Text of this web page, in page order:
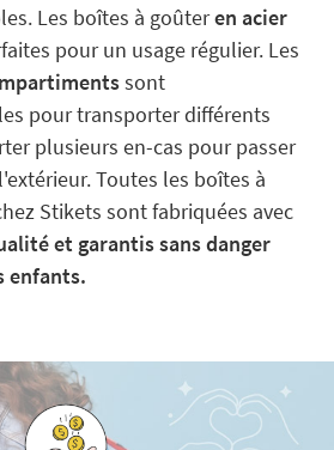
Les boîtes à goûteren acier
pour un usage régulier. Les
sont
pour transporter différents
plusieurs en-cas pour passer
Toutes les boîtes à
Stikets sont fabriquées avec
et garantis sans danger
enfants.